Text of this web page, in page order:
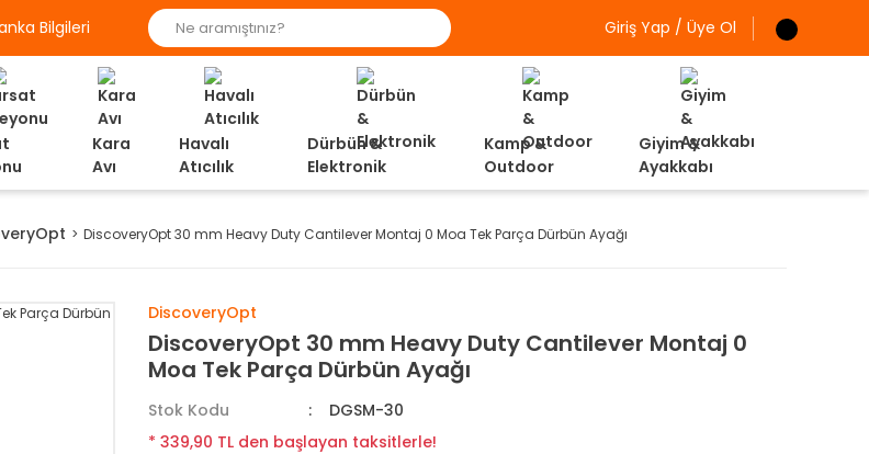
Bilgileri Giriş Yap / Üye Ol
Kara
Avı
Havalı
Atıcılık
Dürbün &
Elektronik
Kamp &
Outdoor
Giyim &
Ayakkabı
DiscoveryOpt 30 mm Heavy Duty Cantilever Montaj 0 Moa Tek Parça Dürbün Ayağı
DiscoveryOpt
DiscoveryOpt 30 mm Heavy Duty Cantilever Montaj 0
Moa Tek Parça Dürbün Ayağı
Stok Kodu
DGSM-30
* 339,90 TL den başlayan taksitlerle!